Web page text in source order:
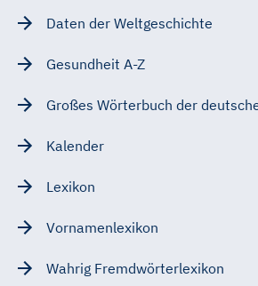
Daten der Weltgeschichte
Gesundheit A-Z
Großes Wörterbuch der
Kalender
Lexikon
Vornamenlexikon
Wahrig Fremdwörterlexikon